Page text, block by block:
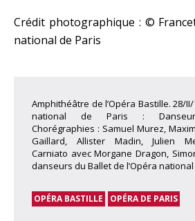
Crédit photographique : ©
national de Paris
Amphithéâtre de l’Opéra Bastille. 28/
national de Paris : Danseurs
Chorégraphies : Samuel Murez,
Gaillard, Allister Madin, Julien
Carniato avec Morgane Dragon,
danseurs du Ballet de l’Opéra
OPÉRA BASTILLE OPÉRA DE PARIS